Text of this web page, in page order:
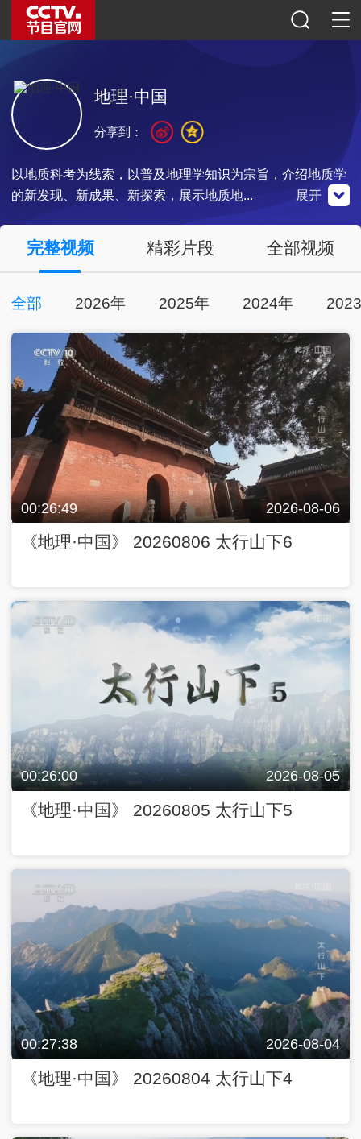
地理·中国
以地质科考为线索，以普及地理学知识为宗旨，介绍地质学
的新发现、新成果、新探索，展示地质地...
央视影音
点击下载
展开
分享到：
完整视频 精彩片段 全部视频
全部 2026年 2025年 2024年
00:26:49 2026-08-06
《地理·中国》 20260806 太行山下6
00:26:00 2026-08-05
《地理·中国》 20260805 太行山下5
00:27:38 2026-08-04
《地理·中国》 20260804 太行山下4